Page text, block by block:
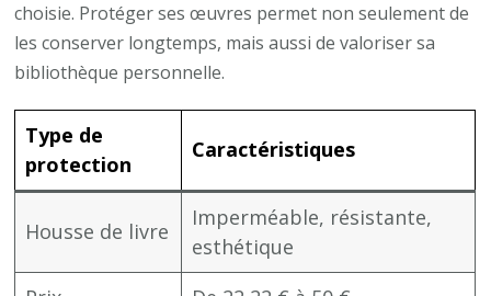
choisie. Protéger ses œuvres permet non seulement de
les conserver longtemps, mais aussi de valoriser sa
bibliothèque personnelle.
Type de
protection
Caractéristiques
Housse de livre
Imperméable, résistante,
esthétique